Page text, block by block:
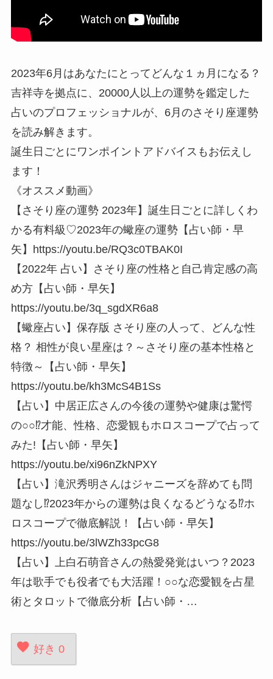
2023年6月はあなたにとってどんな１ヵ月になる？
吉祥寺を拠点に、20000人以上の運勢を鑑定した
占いのプロフェッショナルが、6月のさそり座運勢
を読み解きます。
誕生日ごとにワンポイントアドバイスもお伝えし
ます！
《オススメ動画》
【さそり座の運勢 2023年】誕生日ごとに詳しくわ
かる有料級♡2023年の蠍座の運勢【占い師・早
矢】https://youtu.be/RQ3c0TBAK0I
【2022年 占い】さそり座の性格と自己肯定感の高
め方【占い師・早矢】
https://youtu.be/3q_sgdXR6a8
【蠍座占い】保存版 さそり座の人って、どんな性
格？ 相性が良い星座は？～さそり座の基本性格と
特徴～【占い師・早矢】
https://youtu.be/kh3McS4B1Ss
【占い】中居正広さんの今後の運勢や健康は驚愕
の○○⁉︎才能、性格、恋愛観もホロスコープで占って
みた!【占い師・早矢】
https://youtu.be/xi96nZkNPXY
【占い】滝沢秀明さんはジャニーズを辞めても問
題なし⁉︎2023年からの運勢は良くなるどうなる⁉︎ホ
ロスコープで徹底解説！【占い師・早矢】
https://youtu.be/3lWZh33pcG8
【占い】上白石萌音さんの熱愛発覚はいつ？2023
年は歌手でも役者でも大活躍！○○な恋愛観を占星
術とタロットで徹底分析【占い師・…
好き 0